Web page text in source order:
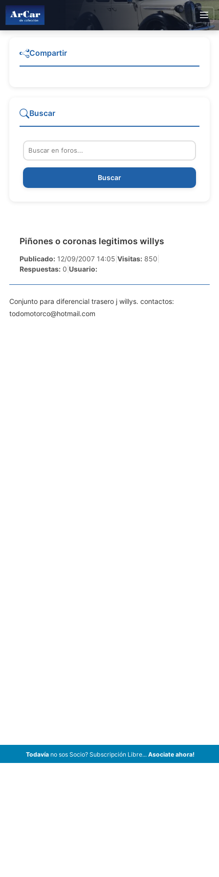
Piñones o coronas legitimos willys
Publicado: 12/09/2007 14:05 Visitas: 850
Respuestas: 0 Usuario:
Conjunto para diferencial trasero j willys. contactos:
todomotorco@hotmail.com
Compartir
Buscar
Buscar
Todavíano sos Socio? Subscripción Libre... Asociate ahora!